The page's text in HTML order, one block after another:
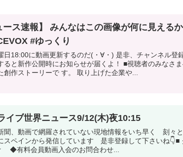
ース速報】 みんなはこの画像が何に見える
#ゆっくり
日18:00に動画更新するのだ(・∀・) 是非、チャンネル登
ると新作公開時にお知らせが届くよ！ ■視聴者のみなさ
創作ストーリーで す。 取り上げた企業や...
イブ世界ニュース9/12(木)夜10:15
聞、動画で網羅されていない現地情報をいち早く 刻々
スペインから発信しています 是非登録して下さいね
◆有料会員動画入会のお問合わせ...